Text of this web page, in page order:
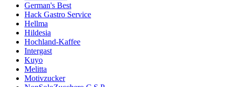
German's Best
Hack Gastro Service
Hellma
Hildesia
Hochland-Kaffee
Intergast
Kuyo
Melitta
Motivzucker